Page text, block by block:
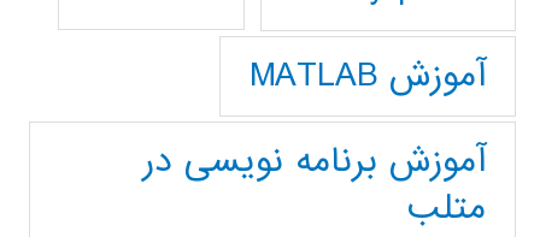
آموزش MATLAB
آموزش برنامه نویسی در
متلب